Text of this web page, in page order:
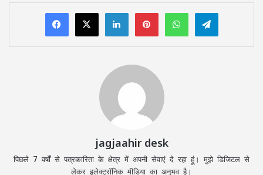
LinkedInPinterestWhatsAppTelegram
jagjaahir desk
पिछले 7 वर्षों से पत्रकारिता के क्षेत्र में अपनी सेवाएं दे रहा हूं। मुझे डिजिटल से
लेकर इलेक्ट्रॉनिक मीडिया का अनुभव है।